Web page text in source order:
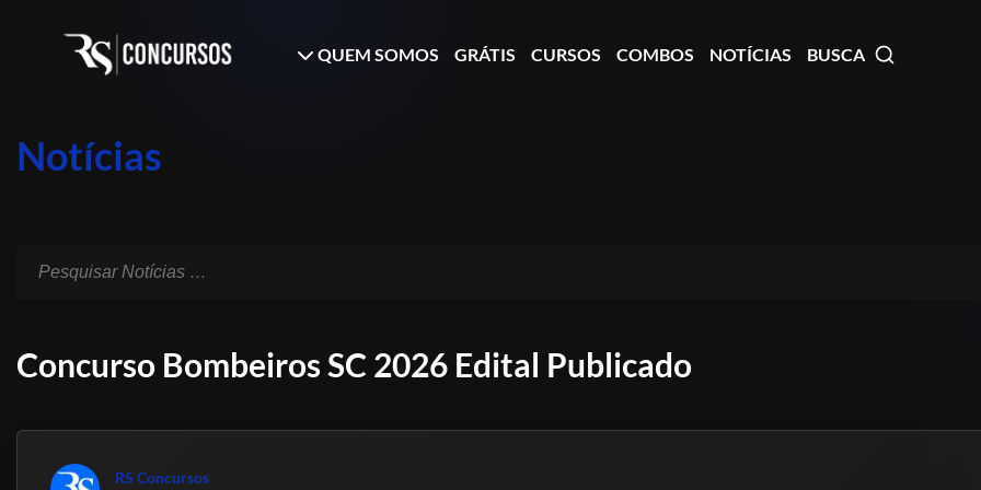
QUEM SOMOS GRÁTIS CURSOS COMBOS NOTÍCIAS BUSCA
Notícias
Concurso Bombeiros SC 2026 Edital Publicado
RS Concursos